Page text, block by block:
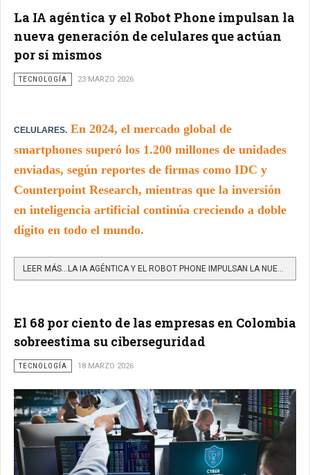
La IA agéntica y el Robot Phone impulsan la
nueva generación de celulares que actúan
por sí mismos
TECNOLOGÍA 23 MARZO 2026
CELULARES. En 2024, el mercado global de
smartphones superó los 1.200 millones de unidades
enviadas, según reportes de firmas como IDC y
Counterpoint Research, mientras que la inversión
en inteligencia artificial continúa creciendo a doble
dígito en todo el mundo.
LEER MÁS…LA IA AGÉNTICA Y EL ROBOT PHONE IMPULSAN LA NUEVA GENERACIÓN DE CELULARES QUE ACTÚAN POR SÍ MISMOS
El 68 por ciento de las empresas en Colombia
sobreestima su ciberseguridad
TECNOLOGÍA 18 MARZO 2026